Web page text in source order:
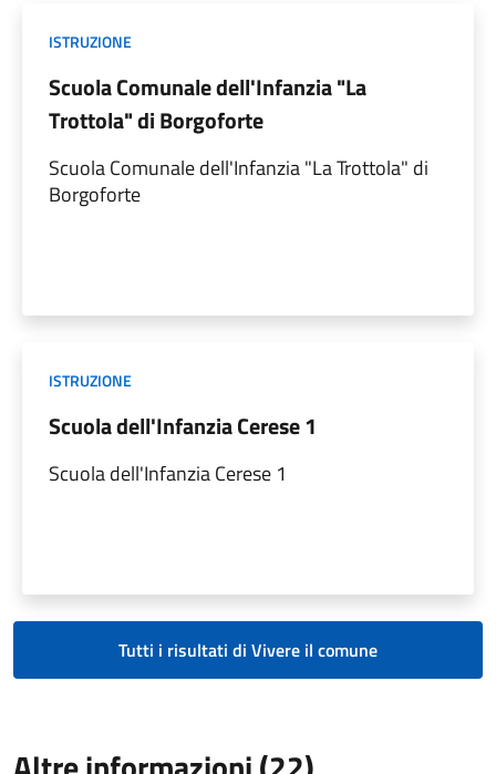
ISTRUZIONE
Scuola Comunale dell'Infanzia "La
Trottola" di Borgoforte
Scuola Comunale dell'Infanzia "La Trottola" di
Borgoforte
ISTRUZIONE
Scuola dell'Infanzia Cerese 1
Scuola dell'Infanzia Cerese 1
Tutti i risultati di Vivere il comune